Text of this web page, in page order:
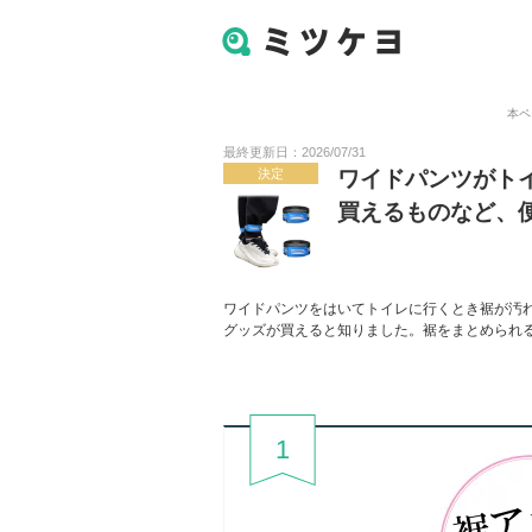
本
最終更新日：2026/07/31
決定
ワイドパンツがト
買えるものなど、
ワイドパンツをはいてトイレに行くとき裾が
グッズが買えると知りました。裾をまとめら
1